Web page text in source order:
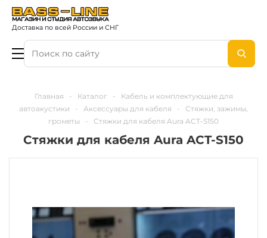
Доставка по всей России и СНГ
Главная - Каталог -
Кабель и комплектующие для
автоакустики
- Аксессуары для кабеля -
Стяжки, зажимы,
грометы
- Стяжки для кабеля Aura ACT-S150
Стяжки для кабеля Aura ACT-S150